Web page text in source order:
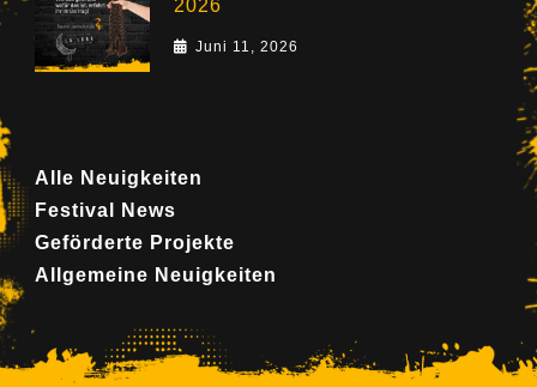
2026
Juni 11, 2026
Alle Neuigkeiten
Festival News
Geförderte Projekte
Allgemeine Neuigkeiten